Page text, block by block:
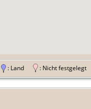
: Land : Nicht festgelegt